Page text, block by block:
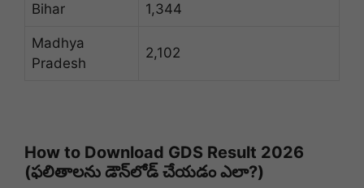
Bihar 1,344
Madhya
Pradesh
2,102
How to Download GDS Result 2026
(ఫలితాలను డౌన్‌లోడ్ చేయడం ఎలా?)